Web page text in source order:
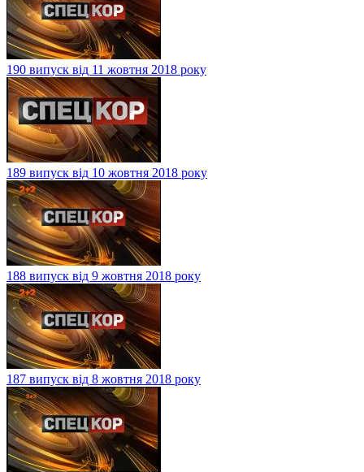
190 випуск від 11 жовтня 2018 року
189 випуск від 10 жовтня 2018 року
188 випуск від 9 жовтня 2018 року
187 випуск від 8 жовтня 2018 року